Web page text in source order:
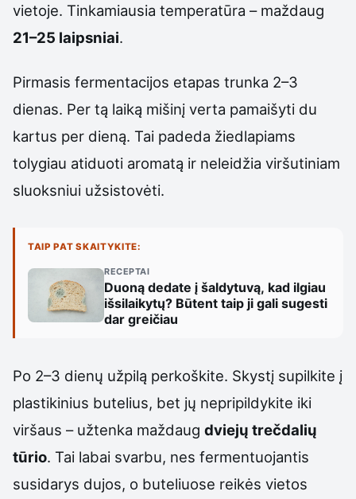
vietoje. Tinkamiausia temperatūra – maždaug
21–25 laipsniai.
Pirmasis fermentacijos etapas trunka 2–3
dienas. Per tą laiką mišinį verta pamaišyti du
kartus per dieną. Tai padeda žiedlapiams
tolygiau atiduoti aromatą ir neleidžia viršutiniam
sluoksniui užsistovėti.
TAIP PAT SKAITYKITE:
RECEPTAI
Duoną dedate į šaldytuvą, kad ilgiau
išsilaikytų? Būtent taip ji gali sugesti
dar greičiau
Po 2–3 dienų užpilą perkoškite. Skystį supilkite į
plastikinius butelius, bet jų nepripildykite iki
viršaus – užtenka maždaug dviejų trečdalių
tūrio. Tai labai svarbu, nes fermentuojantis
susidarys dujos, o buteliuose reikės vietos